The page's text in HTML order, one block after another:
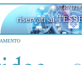
SERVIZI
riservati ai